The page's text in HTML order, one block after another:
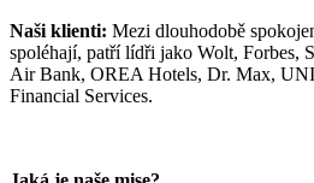
Naši klienti: Mezi dlouhodobě
spoléhají, patří lídři jako Wolt, Forbes,
Air Bank, OREA Hotels, Dr. Max,
Financial Services.